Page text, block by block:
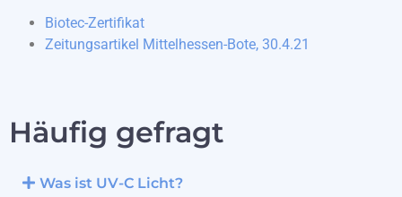
Biotec-Zertifikat
Zeitungsartikel Mittelhessen-Bote, 30.4.21
Häufig gefragt
Was ist UV-C Licht?